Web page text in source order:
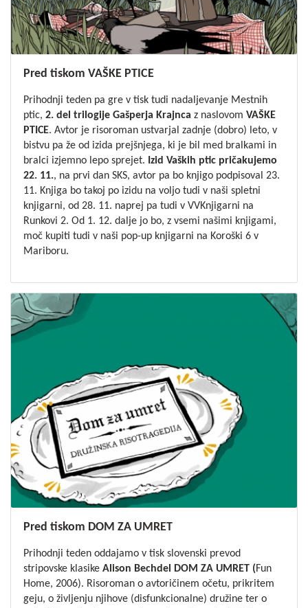
Pred tiskom VAŠKE PTICE
Prihodnji teden pa gre v tisk tudi nadaljevanje Mestnih
ptic, 2. del trilogije Gašperja Krajnca z naslovom VAŠKE
PTICE. Avtor je risoroman ustvarjal zadnje (dobro) leto, v
bistvu pa že od izida prejšnjega, ki je bil med bralkami in
bralci izjemno lepo sprejet. Izid Vaških ptic pričakujemo
22. 11., na prvi dan SKS, avtor pa bo knjigo podpisoval 23.
11. Knjiga bo takoj po izidu na voljo tudi v naši spletni
knjigarni, od 28. 11. naprej pa tudi v VVKnjigarni na
Runkovi 2. Od 1. 12. dalje jo bo, z vsemi našimi knjigami,
moč kupiti tudi v naši pop-up knjigarni na Koroški 6 v
Mariboru.
Pred tiskom DOM ZA UMRET
Prihodnji teden oddajamo v tisk slovenski prevod
stripovske klasike Alison Bechdel DOM ZA UMRET (Fun
Home, 2006). Risoroman o avtoričinem očetu, prikritem
geju, o življenju njihove (disfunkcionalne) družine ter o